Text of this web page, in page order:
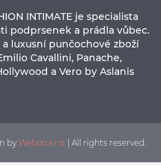
INTIMATE je specialista
podprsenek a prádla vůbec.
luxusní punčochové zboží
Cavallini, Panache,
a Vero by Aslanis
by Weboo s.r.o. | All rights reserved.